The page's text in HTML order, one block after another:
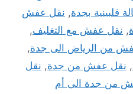
فلبينية بجدة, نقل عفش
, نقل عفش مع التغليف,
من الرياض الى جدة,
, نقل عفش من جدة, نقل
من جدة الى أم